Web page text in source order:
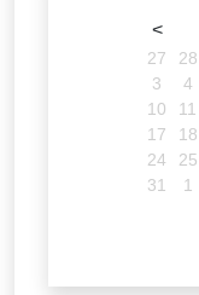
<
27 28
3
4
10
11
17
18
24
25
31
1